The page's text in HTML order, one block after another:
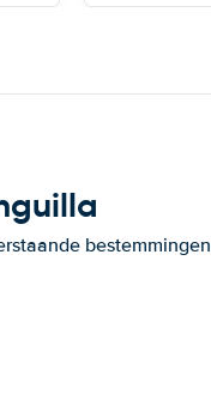
afgewezen.
bestemmingen